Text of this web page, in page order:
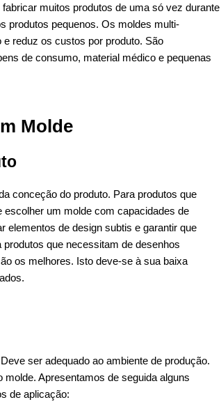
muitos produtos de uma só vez durante
produtos pequenos. Os moldes multi-
reduz os custos por produto. São
de consumo, material médico e pequenas
Molde
conceção do produto. Para produtos que
escolher um molde com capacidades de
elementos de design subtis e garantir que
que necessitam de desenhos
os melhores. Isto deve-se à sua baixa
ser adequado ao ambiente de produção.
molde. Apresentamos de seguida alguns
de aplicação: